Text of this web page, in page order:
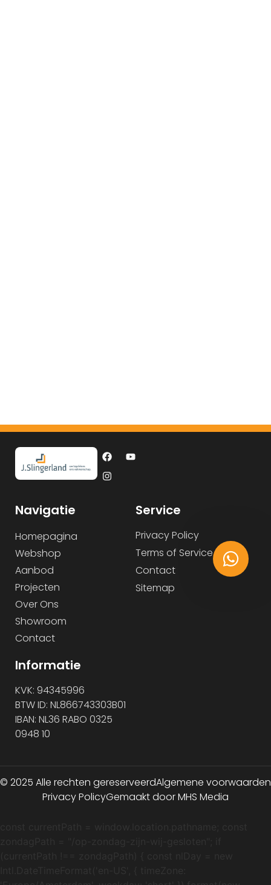
Navigatie
Homepagina
Webshop
Aanbod
Projecten
Over Ons
Showroom
Contact
Service
Privacy Policy
Terms of Service
Contact
Sitemap
Informatie
KVK: 94345996
BTW ID: NL866743303B01
IBAN: NL36 RABO 0325
0948 10
© 2025 Alle rechten gereserveerdAlgemene voorwaarden
Privacy PolicyGemaakt door MHS Media